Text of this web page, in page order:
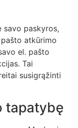
savo paskyros,
atkūrimo
el. pašto
Tai
susigrąžinti
tapatybę